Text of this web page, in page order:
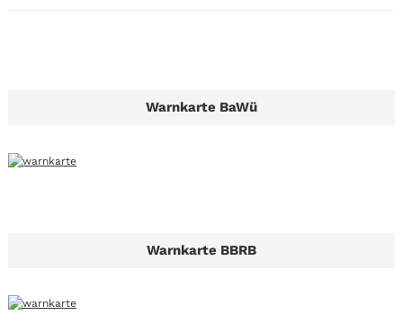
Warnkarte BaWü
Warnkarte BBRB